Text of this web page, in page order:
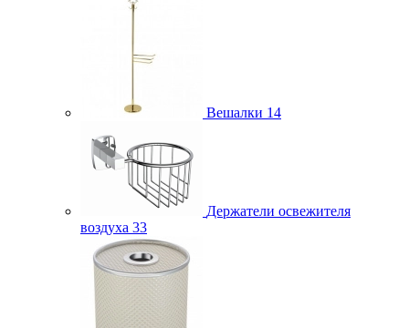
Вешалки 14
Держатели освежителя
воздуха 33